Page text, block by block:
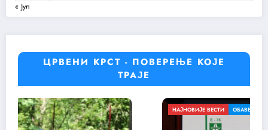
« јул
ЦРВЕНИ КРСТ - ПОВЕРЕЊЕ КОЈЕ
ТРАЈЕ
ОБАВЕШТЕЊА ОБАВЕШТЕЊА